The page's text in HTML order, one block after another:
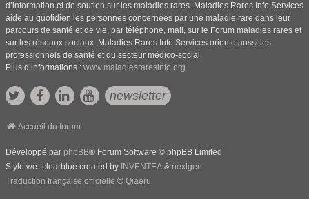
d’information et de soutien sur les maladies rares. Maladies Rares Info Services
aide au quotidien les personnes concernées par une maladie rare dans leur
parcours de santé et de vie, par téléphone, mail, sur le Forum maladies rares et
sur les réseaux sociaux. Maladies Rares Info Services oriente aussi les
professionnels de santé et du secteur médico-social.
Plus d’informations : www.maladiesraresinfo.org
newsletter
Accueil du forum
Développé par phpBB® Forum Software © phpBB Limited
Style we_clearblue created by INVENTEA & nextgen
Traduction française officielle © Qiaeru